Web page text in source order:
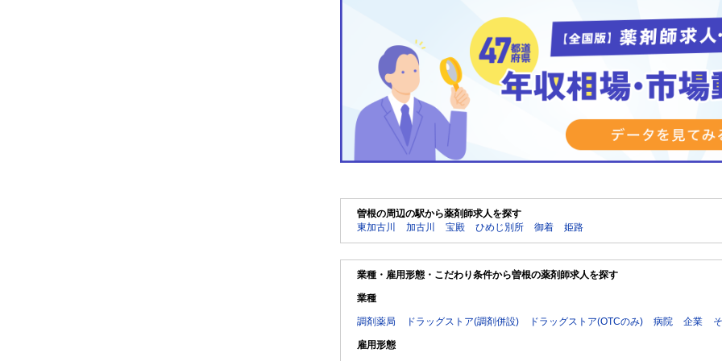
曽根の周辺の駅から薬剤師求人を探す
東加古川
加古川 宝殿 ひめじ別所 御着 姫路
業種・雇用形態・こだわり条件から曽根の薬剤師求人を探す
業種
調剤薬局 ドラッグストア(調剤併設) ドラッグストア(OTCのみ) 病院 企業
雇用形態